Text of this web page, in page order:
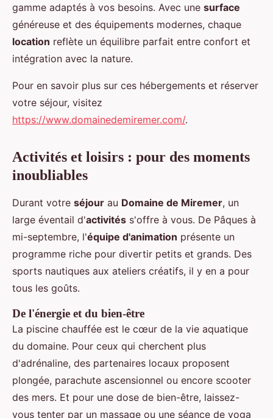
gamme adaptés à vos besoins. Avec une surface
généreuse et des équipements modernes, chaque
location reflète un équilibre parfait entre confort et
intégration avec la nature.
Pour en savoir plus sur ces hébergements et réserver
votre séjour, visitez
https://www.domainedemiremer.com/.
Activités et loisirs : pour des moments
inoubliables
Durant votre séjour au Domaine de Miremer, un
large éventail d'activités s'offre à vous. De Pâques à
mi-septembre, l'équipe d'animation présente un
programme riche pour divertir petits et grands. Des
sports nautiques aux ateliers créatifs, il y en a pour
tous les goûts.
De l'énergie et du bien-être
La piscine chauffée est le cœur de la vie aquatique
du domaine. Pour ceux qui cherchent plus
d'adrénaline, des partenaires locaux proposent
plongée, parachute ascensionnel ou encore scooter
des mers. Et pour une dose de bien-être, laissez-
vous tenter par un massage ou une séance de yoga